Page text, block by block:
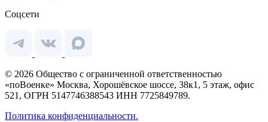
Соцсети
© 2026 Общество с ограниченной ответственностью
«поВоенке» Москва, Хорошёвское шоссе, 38к1, 5 этаж, офис
521, ОГРН 5147746388543 ИНН 7725849789.
Политика конфиденциальности.